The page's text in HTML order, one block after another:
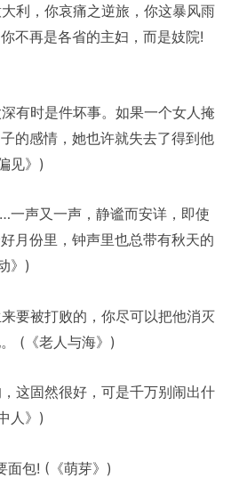
利，你哀痛之逆旅，你这暴风雨
不再是各省的主妇，而是妓院!
有时是件坏事。如果一个女人掩
的感情，她也许就失去了得到他
见》)
一声又一声，静谧而安详，即使
月份里，钟声里也总带有秋天的
》)
要被打败的，你尽可以把他消灭
(《老人与海》)
这固然很好，可是千万别闹出什
人》)
面包! (《萌芽》)